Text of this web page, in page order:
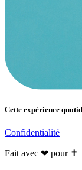
Cette expérience
Confidentialité
Fait avec ❤ pour ✝️️